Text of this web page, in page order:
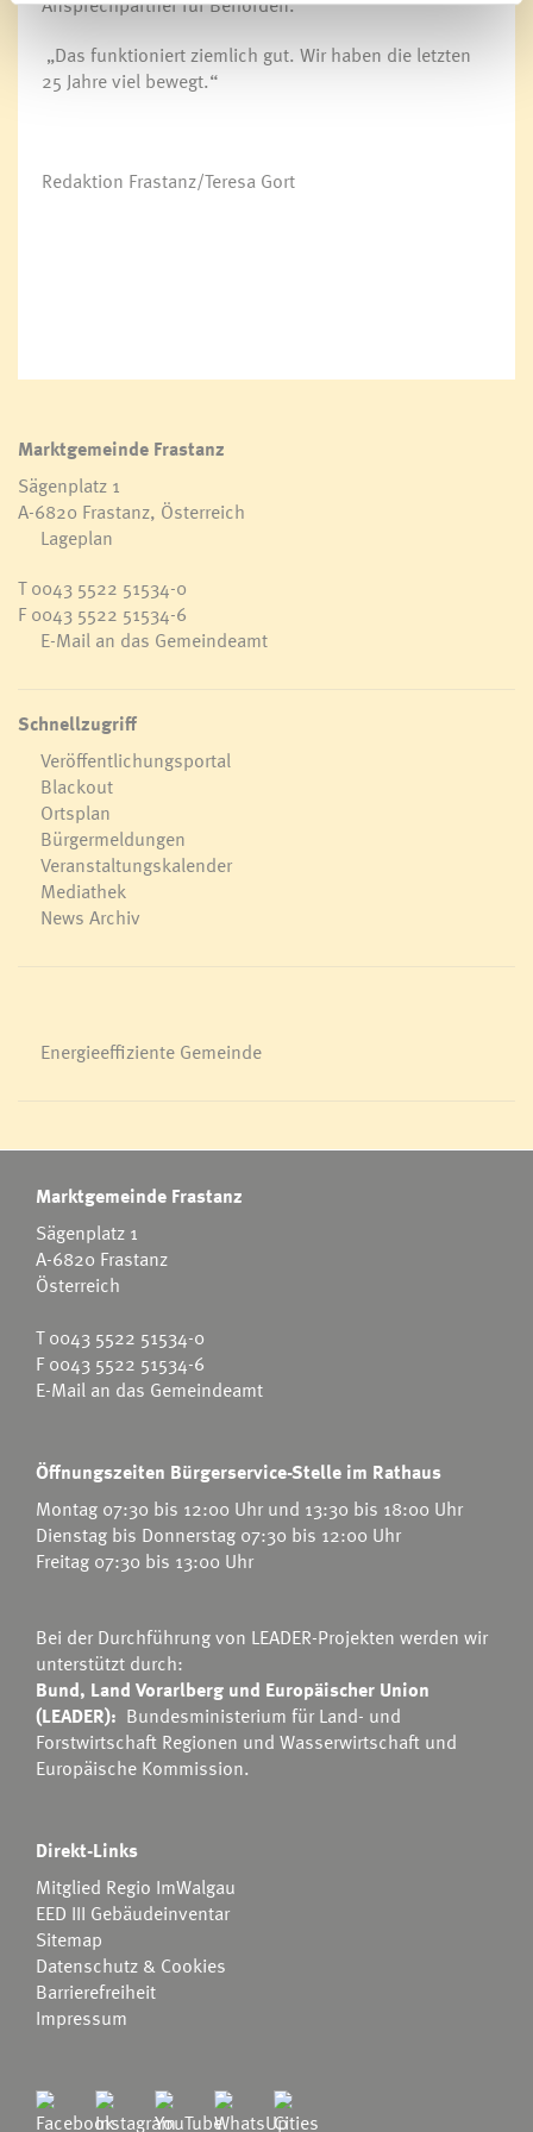
„Das funktioniert ziemlich gut. Wir haben die letzten
25 Jahre viel bewegt.“
Redaktion Frastanz/Teresa Gort
Marktgemeinde Frastanz
Sägenplatz 1
A-6820 Frastanz, Österreich
Lageplan
T0043 5522 51534-0
F 0043 5522 51534-6
E-Mail an das Gemeindeamt
Schnellzugriff
Veröffentlichungsportal
Blackout
Ortsplan
Bürgermeldungen
Veranstaltungskalender
Mediathek
News Archiv
Energieeffiziente Gemeinde
Marktgemeinde Frastanz
Sägenplatz 1
A-6820 Frastanz
Österreich
T0043 5522 51534-0
F 0043 5522 51534-6
E-Mail an das Gemeindeamt
Öffnungszeiten Bürgerservice-Stelle im Rathaus
Montag 07:30 bis 12:00 Uhr und 13:30 bis 18:00 Uhr
Dienstag bis Donnerstag 07:30 bis 12:00 Uhr
Freitag 07:30 bis 13:00 Uhr
Bei der Durchführung von LEADER-Projekten werden wir
unterstützt durch:
Bund, Land Vorarlberg und Europäischer Union
(LEADER): Bundesministerium für Land- und
Forstwirtschaft Regionen und Wasserwirtschaft und
Europäische Kommission.
Direkt-Links
Mitglied Regio ImWalgau
EED III Gebäudeinventar
Sitemap
Datenschutz & Cookies
Barrierefreiheit
Impressum